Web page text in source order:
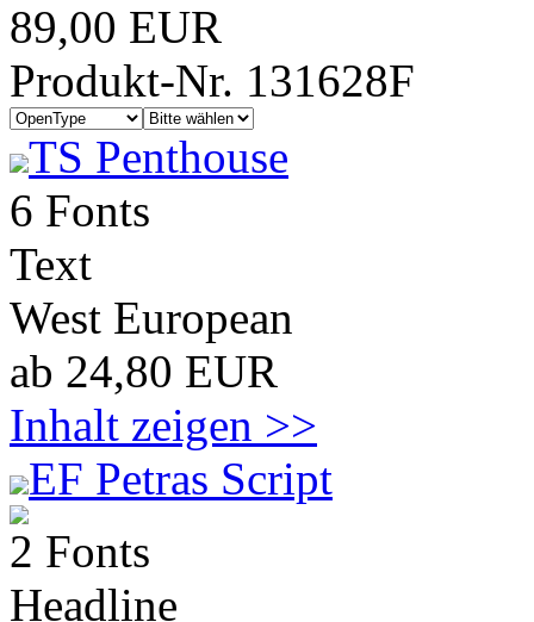
89,00 EUR
Produkt-Nr. 131628F
TS Penthouse
6 Fonts
Text
West European
ab 24,80 EUR
Inhalt zeigen >>
EF Petras Script
2 Fonts
Headline